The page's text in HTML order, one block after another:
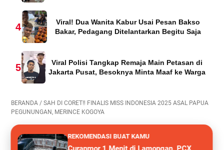
4
Viral! Dua Wanita Kabur Usai Pesan Bakso
Bakar, Pedagang Ditelantarkan Begitu Saja
5
Viral Polisi Tangkap Remaja Main Petasan di
Jakarta Pusat, Besoknya Minta Maaf ke Warga
BERANDA / SAH DI CORET‼️ FINALIS MISS INDONESIA 2025 ASAL PAPUA
PEGUNUNGAN, MERINCE KOGOYA
REKOMENDASI BUAT KAMU